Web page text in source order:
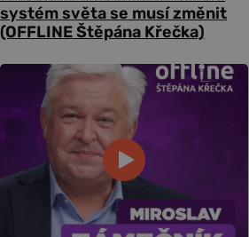
systém světa se musí změnit
(OFFLINE Štěpána Křečka)